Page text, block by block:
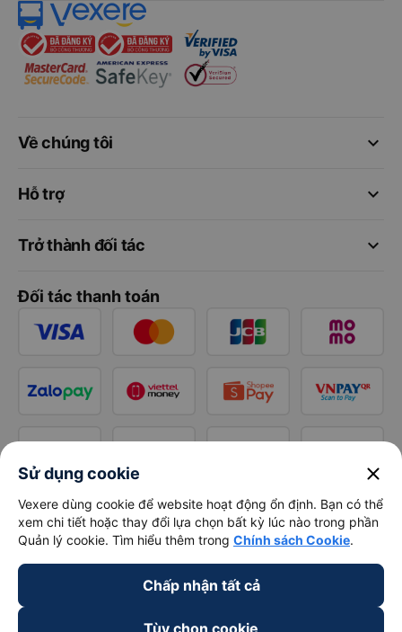
keyboard_arrow_down
Về chúng tôi
keyboard_arrow_down
Hỗ trợ
keyboard_arrow_down
Trở thành đối tác
Đối tác thanh toán
Sử dụng cookie close
Vexere dùng cookie để website hoạt động ổn định. Bạn có thể
xem chi tiết hoặc thay đổi lựa chọn bất kỳ lúc nào trong phần
Quản lý cookie. Tìm hiểu thêm trong Chính sách Cookie.
Chấp nhận tất cả
Tùy chọn cookie